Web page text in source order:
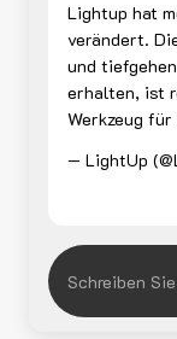
Lightup hat
verändert.
und
erhalten, ist
Werkzeug
— LightUp